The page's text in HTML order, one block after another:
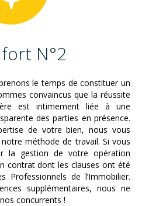
N°2
le temps de constituer un
convaincus que la réussite
est intimement liée à une
des parties en présence.
de votre bien, nous vous
méthode de travail. Si vous
la gestion de votre opération
contrat dont les clauses ont été
Professionnels de l’Immobilier.
supplémentaires, nous ne
concurrents !